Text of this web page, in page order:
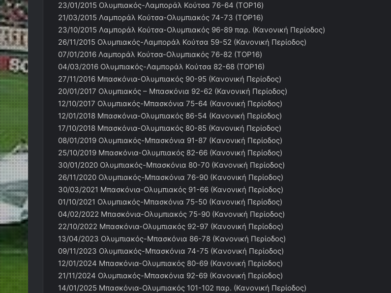
23/01/2015 Ολυμπιακός-Λαμποράλ Κούτσα 76-64 (TOP16)
21/03/2015 Λαμποράλ Κούτσα-Ολυμπιακός 74-73 (TOP16)
23/10/2015 Λαμποράλ Κούτσα-Ολυμπιακός 96-89 παρ. (Κανονική Περίοδος)
26/11/2015 Ολυμπιακός-Λαμποράλ Κούτσα 59-52 (Κανονική Περίοδος)
07/01/2016 Λαμποράλ Κούτσα-Ολυμπιακός 76-82 (TOP16)
04/03/2016 Ολυμπιακός-Λαμποράλ Κούτσα 82-68 (ΤΟΡ16)
27/11/2016 Μπασκόνια-Ολυμπιακός 90-95 (Κανονική Περίοδος)
20/01/2017 Ολυμπιακός – Μπασκόνια 92-62 (Κανονική Περίοδος)
12/10/2017 Ολυμπιακός-Μπασκόνια 75-64 (Κανονική Περίοδος)
12/01/2018 Μπασκόνια-Ολυμπιακός 86-54 (Κανονική Περίοδος)
17/10/2018 Μπασκόνια-Ολυμπιακός 80-85 (Κανονική Περίοδος)
08/01/2019 Ολυμπιακός-Μπασκόνια 91-87 (Kανονική Περίοδος)
25/10/2019 Μπασκόνια-Ολυμπιακός 82-66 (Κανονική Περίοδος)
30/01/2020 Ολυμπιακός-Μπασκόνια 80-70 (Kανονική Περίοδος)
26/11/2020 Ολυμπιακός-Μπασκόνια 76-90 (Kανονική Περίοδος)
30/03/2021 Μπασκόνια-Ολυμπιακός 91-66 (Κανονική Περίοδος)
01/10/2021 Ολυμπιακός-Μπασκόνια 75-50 (Kανονική Περίοδος)
04/02/2022 Μπασκόνια-Ολυμπιακός 75-90 (Κανονική Περίοδος)
22/10/2022 Μπασκόνια-Ολυμπιακός 92-97 (Κανονική Περίοδος)
13/04/2023 Ολυμπιακός-Μπασκόνια 86-78 (Kανονική Περίοδος)
09/11/2023 Ολυμπιακός-Μπασκόνια 74-75 (Kανονική Περίοδος)
12/01/2024 Μπασκόνια-Ολυμπιακός 80-69 (Κανονική Περίοδος)
21/11/2024 Ολυμπιακός-Μπασκόνια 92-69 (Kανονική Περίοδος)
14/01/2025 Μπασκόνια-Ολυμπιακός 101-102 παρ. (Κανονική Περίοδος)